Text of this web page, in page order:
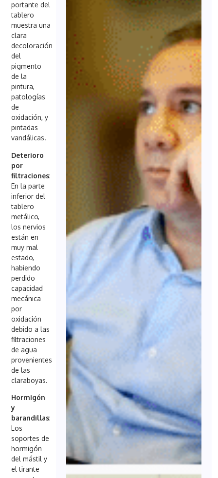
portante del
tablero
muestra una
clara
decoloración
del
pigmento
de la
pintura,
patologías
de
oxidación, y
pintadas
vandálicas.
Deterioro
por
filtraciones:
En la parte
inferior del
tablero
metálico,
los nervios
están en
muy mal
estado,
habiendo
perdido
capacidad
mecánica
por
oxidación
debido a las
filtraciones
de agua
provenientes
de las
claraboyas.
Hormigón
y
barandillas:
Los
soportes de
hormigón
del mástil y
el tirante